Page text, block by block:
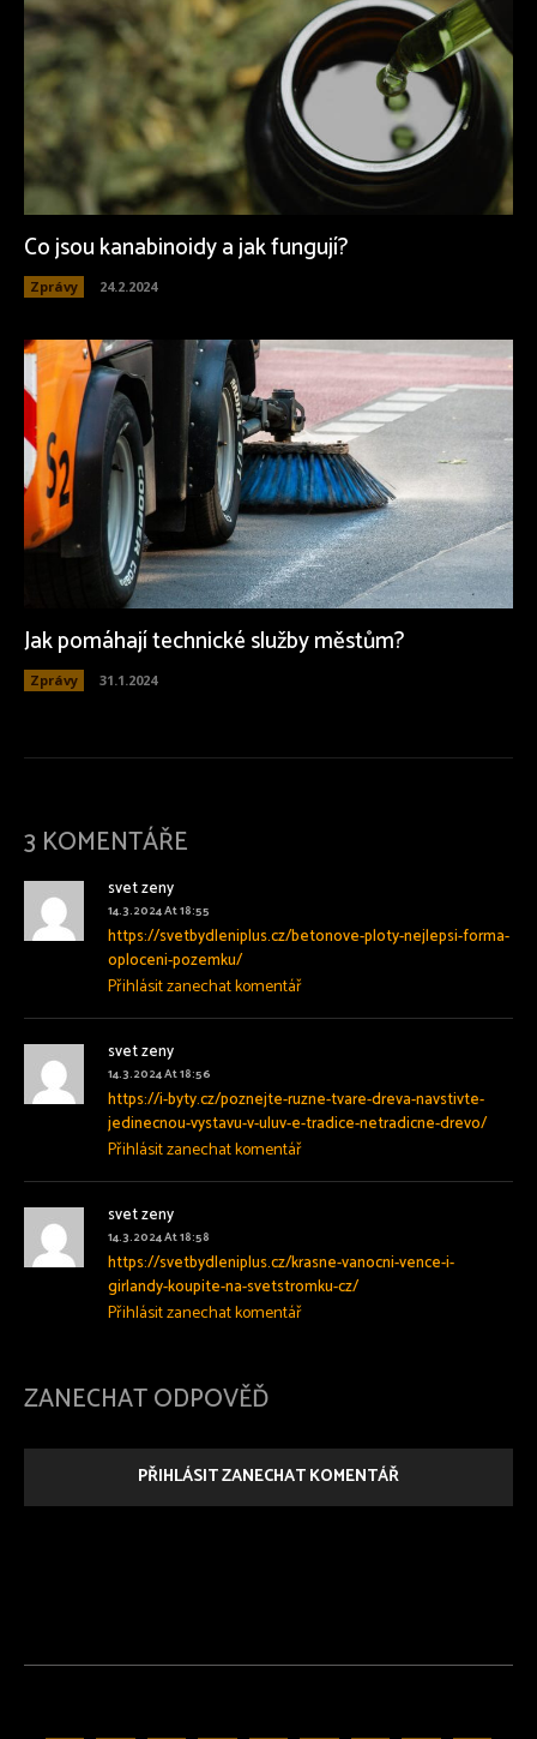
Co jsou kanabinoidy a jak fungují?
Zprávy 24.2.2024
Jak pomáhají technické služby městům?
Zprávy 31.1.2024
3 KOMENTÁŘE
svet zeny
14.3.2024 At 18:55
https://svetbydleniplus.cz/betonove-ploty-nejlepsi-forma-
oploceni-pozemku/
Přihlásit zanechat komentář
svet zeny
14.3.2024 At 18:56
https://i-byty.cz/poznejte-ruzne-tvare-dreva-navstivte-
jedinecnou-vystavu-v-uluv-e-tradice-netradicne-drevo/
Přihlásit zanechat komentář
svet zeny
14.3.2024 At 18:58
https://svetbydleniplus.cz/krasne-vanocni-vence-i-
girlandy-koupite-na-svetstromku-cz/
Přihlásit zanechat komentář
ZANECHAT ODPOVĚĎ
PŘIHLÁSIT ZANECHAT KOMENTÁŘ